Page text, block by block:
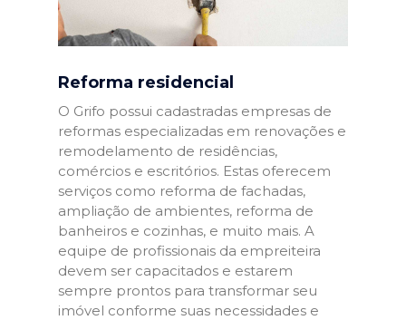
Reforma residencial
O Grifo possui cadastradas empresas de
reformas especializadas em renovações e
remodelamento de residências,
comércios e escritórios. Estas oferecem
serviços como reforma de fachadas,
ampliação de ambientes, reforma de
banheiros e cozinhas, e muito mais. A
equipe de profissionais da empreiteira
devem ser capacitados e estarem
sempre prontos para transformar seu
imóvel conforme suas necessidades e